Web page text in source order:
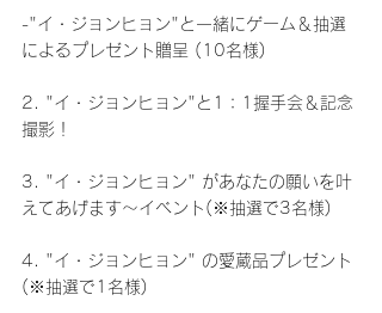
-"イ・ジョンヒョン"と一緒にゲーム＆抽選
によるプレゼント贈呈 (10名様)
2. "イ・ジョンヒョン"と1：1握手会＆記念
撮影！
3. "イ・ジョンヒョン" があなたの願いを叶
えてあげます～イベント(※抽選で3名様)
4. "イ・ジョンヒョン" の愛蔵品プレゼント
(※抽選で1名様)